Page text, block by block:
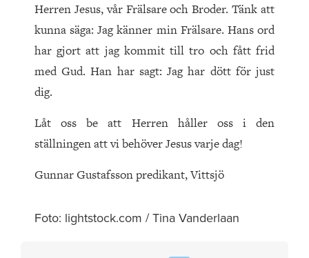
Herren Jesus, vår Frälsare och Broder. Tänk att
kunna säga: Jag känner min Frälsare. Hans ord
har gjort att jag kommit till tro och fått frid
med Gud. Han har sagt: Jag har dött för just
dig.
Låt oss be att Herren håller oss i den
ställningen att vi behöver Jesus varje dag!
Gunnar Gustafsson predikant, Vittsjö
Foto: lightstock.com / Tina Vanderlaan